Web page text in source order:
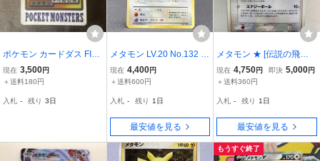
ポケモン カードダス FILE
No.132 メタモン へんし
ん バンダイ 1996年 当時
現在 3,500円
＋送料180円
入札 - 残り 3日
メタモン LV.20 No.132 ★
旧裏 ポケモンカード
現在 4,400円
＋送料600円
入札 - 残り 1日
最安値を見る
メタモン ★ [伝説の飛翔]
072/082 状態難 ポケモン
カード ポケカ
現在 4,750円 即決 5,000円
＋送料360円
入札 - 残り 1日
最安値を見る
もうすぐ終了